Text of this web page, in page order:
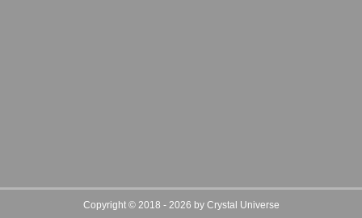
Copyright © 2018 - 2026 by Crystal Universe